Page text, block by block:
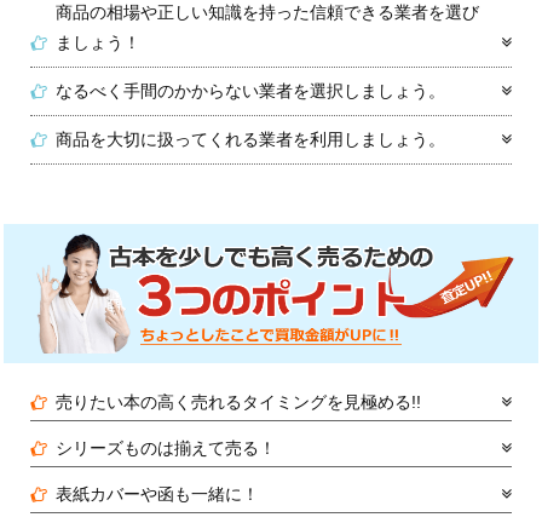
商品の相場や正しい知識を持った信頼できる業者を選び
ましょう！
なるべく手間のかからない業者を選択しましょう。
商品を大切に扱ってくれる業者を利用しましょう。
売りたい本の高く売れるタイミングを見極める!!
シリーズものは揃えて売る！
表紙カバーや函も一緒に！